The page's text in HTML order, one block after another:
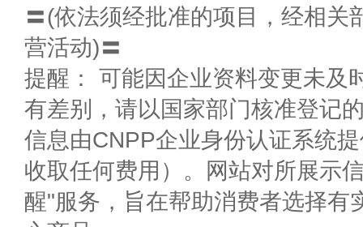
〓(依法须经批准的项目，经相关
营活动)〓
提醒： 可能因企业资料变更未及
有差别，请以国家部门核准登记
信息由CNPP企业身份认证系统
收取任何费用）。网站对所展示
醒"服务，旨在帮助消费者选择有